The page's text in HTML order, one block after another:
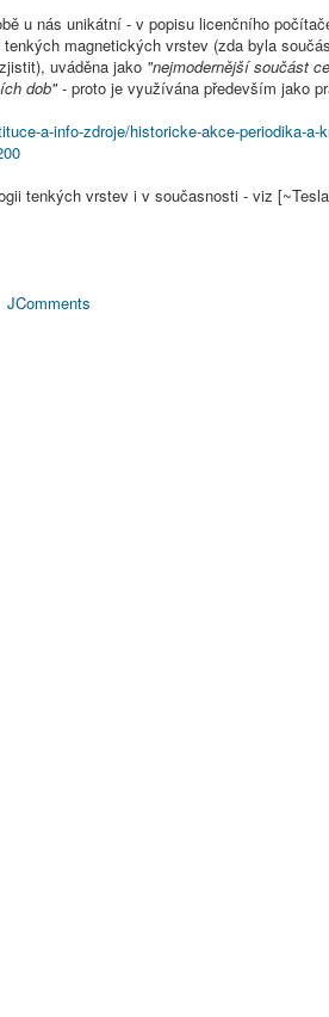
u nás unikátní - v popisu licenčního
magnetických vrstev (zda byla
uváděna jako "nejmodernější součást
dob"- proto je využívána především jako
a-info-zdroje/historicke-akce-periodika-a-
tenkých vrstev i v současnosti - viz
JComments